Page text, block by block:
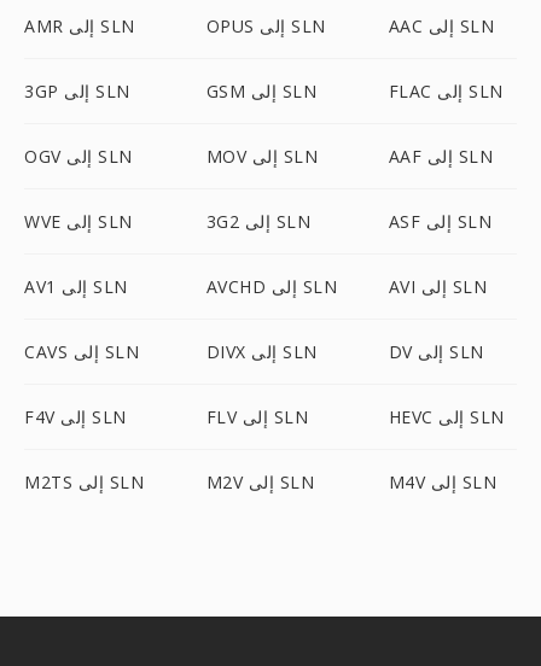
AMR إلى SLN OPUS إلى SLN AAC إلى SLN
3GP إلى SLN GSM إلى SLN FLAC إلى SLN
OGV إلى SLN MOV إلى SLN AAF إلى SLN
WVE إلى SLN 3G2 إلى SLN ASF إلى SLN
AV1 إلى SLN AVCHD إلى SLN AVI إلى SLN
CAVS إلى SLN DIVX إلى SLN DV إلى SLN
F4V إلى SLN FLV إلى SLN HEVC إلى SLN
M2TS إلى SLN M2V إلى SLN M4V إلى SLN